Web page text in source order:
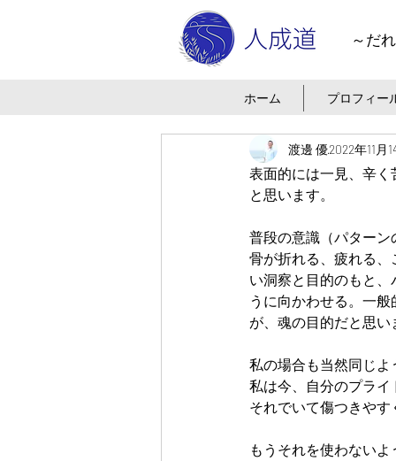
～だ
ホーム プロフィー
渡邊 優2022年11月
表面的には一見、辛
と思います。
普段の意識（パター
骨が折れる、疲れる
い洞察と目的のもと
うに向かわせる。一
が、魂の目的だと思い
私の場合も当然同じ
私は今、自分のプラ
それでいて傷つきや
もうそれを使わない